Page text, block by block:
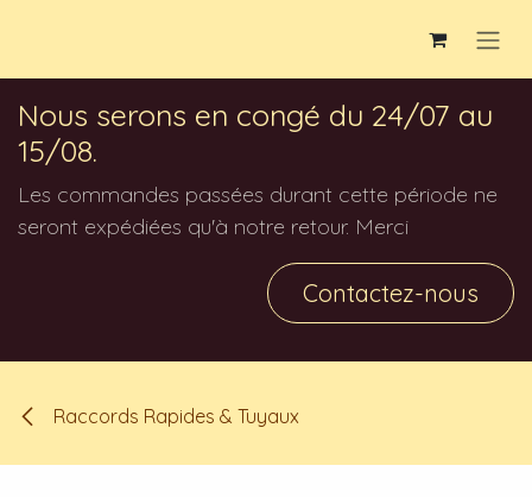
Nous serons en congé du 24/07 au
15/08.
Les commandes passées durant cette période ne
seront expédiées qu'à notre retour. Merci
Contactez-nous
Raccords Rapides & Tuyaux